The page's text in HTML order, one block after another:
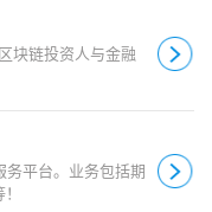
块链投资人与金融
平台。业务包括期